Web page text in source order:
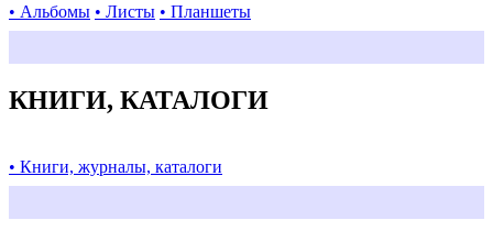
• Альбомы • Листы • Планшеты
КНИГИ, КАТАЛОГИ
• Книги, журналы, каталоги